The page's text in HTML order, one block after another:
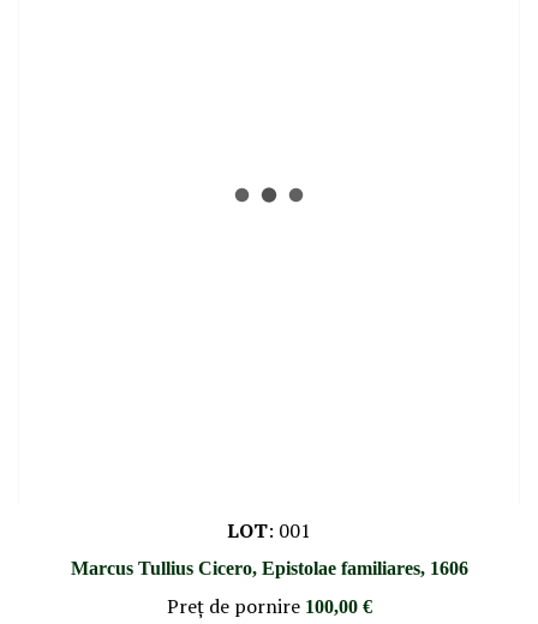
LOT: 001
Marcus Tullius Cicero, Epistolae familiares, 1606
Preţ de pornire 100,00 €